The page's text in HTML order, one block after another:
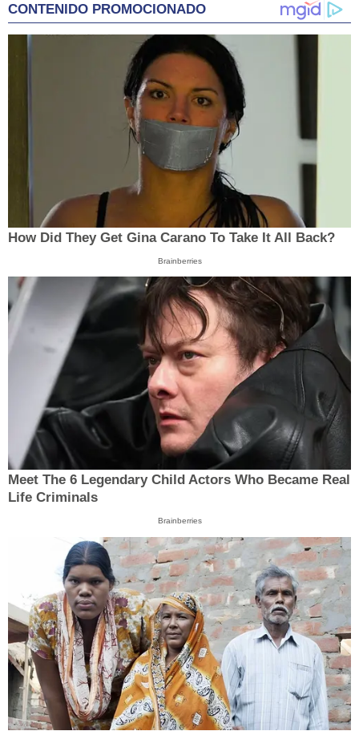
CONTENIDO PROMOCIONADO
How Did They Get Gina Carano To Take It All Back?
Brainberries
Meet The 6 Legendary Child Actors Who Became Real
Life Criminals
Brainberries